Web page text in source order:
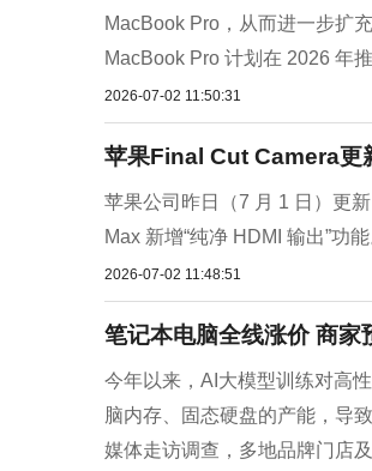
MacBook Pro，从而进一步扩
MacBook Pro 计划在 2026 年
2026-07-02 11:50:31
苹果Final Cut Camera更
苹果公司昨日（7 月 1 日）更
Max 新增“纯净 HDMI 输出”功
2026-07-02 11:48:51
笔记本电脑全线涨价 商
今年以来，AI大模型训练对高
脑内存、固态硬盘的产能，导
媒体走访调查，多地品牌门店